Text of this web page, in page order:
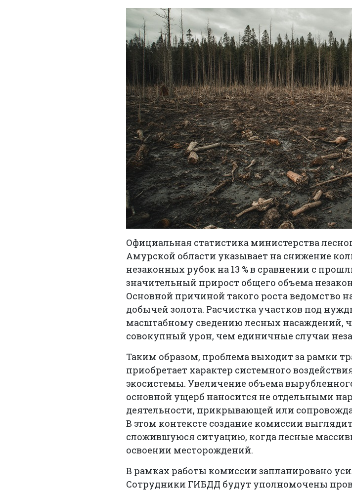
Официальная статистика министерства
Амурской области указывает на снижение
незаконных рубок на 13 % в сравнении с
значительный прирост общего объема
Основной причиной такого роста ведомство
добычей золота. Расчистка участков под
масштабному сведению лесных насаждений,
совокупный урон, чем единичные случаи
Таким образом, проблема выходит за рамки
приобретает характер системного
экосистемы. Увеличение объема
основной ущерб наносится не отдельными
деятельности, прикрывающей или
В этом контексте создание комиссии
сложившуюся ситуацию, когда лесные
освоении месторождений.
В рамках работы комиссии запланировано
Сотрудники ГИБДД будут уполномочены